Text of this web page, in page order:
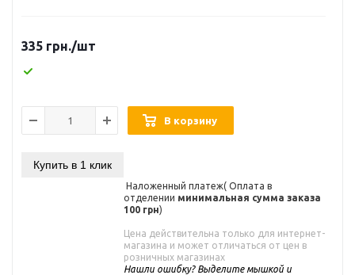
335 грн./шт
В корзину
Купить в 1 клик
Наложенный платеж( Оплата в
отделении минимальная сумма заказа
100 грн)
Цена действительна только для интернет-
магазина и может отличаться от цен в
розничных магазинах
Нашли ошибку? Выделите мышкой и